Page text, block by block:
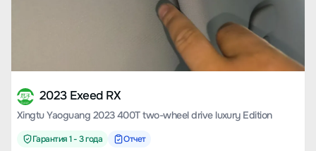
2023 Exeed RX
Xingtu Yaoguang 2023 400T two-wheel drive luxury Edition
Гарантия 1 - 3 года Отчет